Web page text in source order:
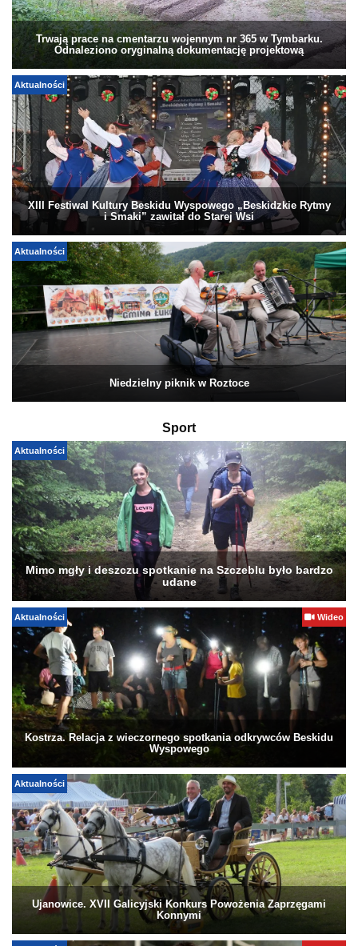
Trwają prace na cmentarzu wojennym nr 365 w Tymbarku.
Odnaleziono oryginalną dokumentację projektową
Aktualności
XIII Festiwal Kultury Beskidu Wyspowego „Beskidzkie Rytmy
i Smaki” zawitał do Starej Wsi
Aktualności
Niedzielny piknik w Roztoce
Sport
Aktualności
Mimo mgły i deszczu spotkanie na Szczeblu było bardzo
udane
Aktualności Wideo
Kostrza. Relacja z wieczornego spotkania odkrywców Beskidu
Wyspowego
Aktualności
Ujanowice. XVII Galicyjski Konkurs Powożenia Zaprzęgami
Konnymi